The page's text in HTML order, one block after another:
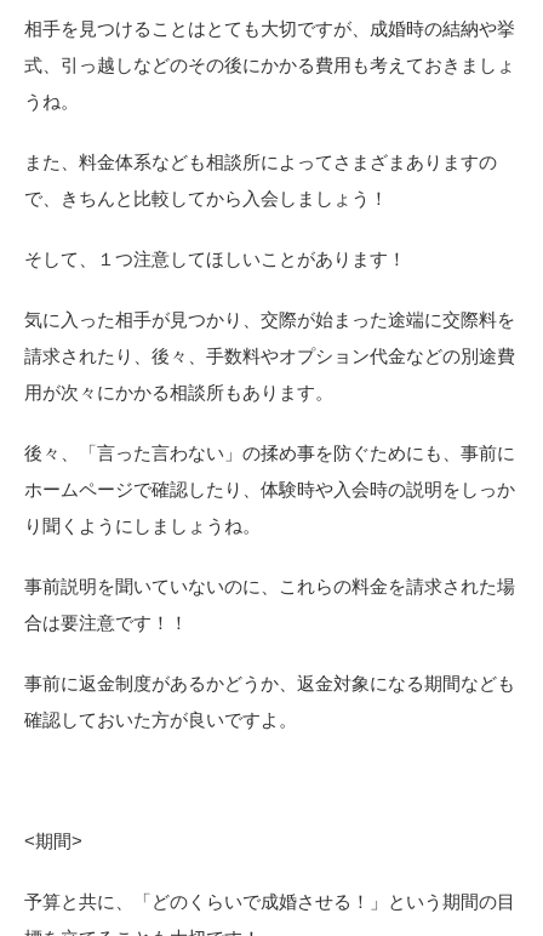
相手を見つけることはとても大切ですが、成婚時の結納や挙
式、引っ越しなどのその後にかかる費用も考えておきましょ
うね。
また、料金体系なども相談所によってさまざまありますの
で、きちんと比較してから入会しましょう！
そして、１つ注意してほしいことがあります！
気に入った相手が見つかり、交際が始まった途端に交際料を
請求されたり、後々、手数料やオプション代金などの別途費
用が次々にかかる相談所もあります。
後々、「言った言わない」の揉め事を防ぐためにも、事前に
ホームページで確認したり、体験時や入会時の説明をしっか
り聞くようにしましょうね。
事前説明を聞いていないのに、これらの料金を請求された場
合は要注意です！！
事前に返金制度があるかどうか、返金対象になる期間なども
確認しておいた方が良いですよ。
<期間>
予算と共に、「どのくらいで成婚させる！」という期間の目